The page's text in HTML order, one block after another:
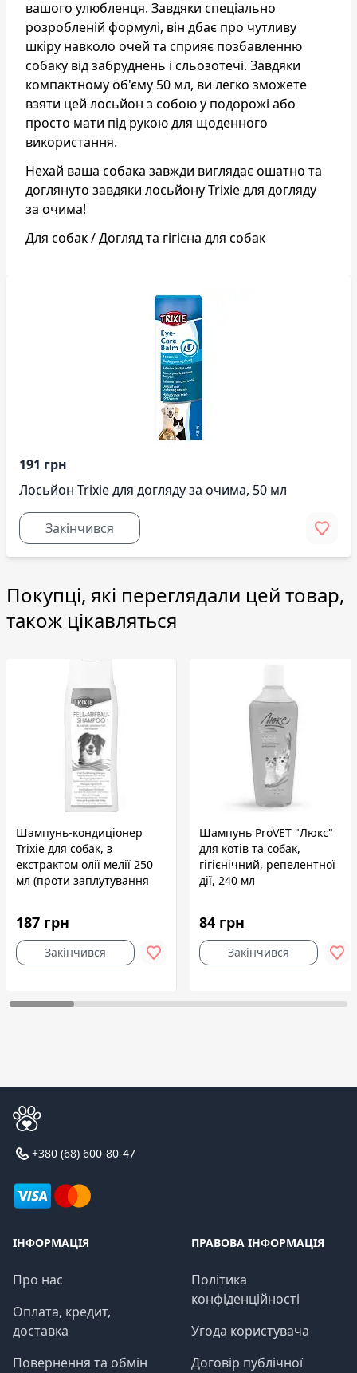
вашого улюбленця. Завдяки спеціально
розробленій формулі, він дбає про чутливу
шкіру навколо очей та сприяє позбавленню
собаку від забруднень і сльозотечі. Завдяки
компактному об'єму 50 мл, ви легко зможете
взяти цей лосьйон з собою у подорожі або
просто мати під рукою для щоденного
використання.
Нехай ваша собака завжди виглядає ошатно та
доглянуто завдяки лосьйону Trixie для догляду
за очима!
Для собак / Догляд та гігієна для собак
191 грн
Лосьйон Trixie для догляду за очима, 50 мл
Закінчився
Покупці, які переглядали цей товар,
також цікавляться
Шампунь-кондиціонер
Trixie для собак, з
екстрактом олії мелії 250
мл (проти заплутування
187 грн
Закінчився
Шампунь ProVET "Люкс"
для котів та собак,
гігієнічний, репелентної
дії, 240 мл
84 грн
Закінчився
+380 (68) 600-80-47
ІНФОРМАЦІЯ
Про нас
Оплата, кредит,
доставка
Повернення та обмін
ПРАВОВА ІНФОРМАЦІЯ
Політика
конфіденційності
Угода користувача
Договір публічної